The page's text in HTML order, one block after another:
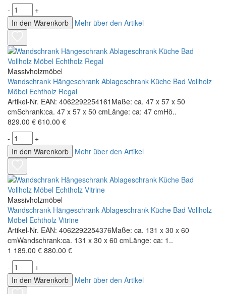
-
+
In den Warenkorb
Mehr über den Artikel
Massivholzmöbel
Wandschrank Hängeschrank Ablageschrank Küche Bad Vollholz
Möbel Echtholz Regal
Artikel-Nr. EAN: 4062292254161Maße: ca. 47 x 57 x 50
cmSchrank:ca. 47 x 57 x 50 cmLänge: ca: 47 cmHö..
829.00 € 610.00 €
-
+
In den Warenkorb
Mehr über den Artikel
Massivholzmöbel
Wandschrank Hängeschrank Ablageschrank Küche Bad Vollholz
Möbel Echtholz Vitrine
Artikel-Nr. EAN: 4062292254376Maße: ca. 131 x 30 x 60
cmWandschrank:ca. 131 x 30 x 60 cmLänge: ca: 1..
1 189.00 € 880.00 €
-
+
In den Warenkorb
Mehr über den Artikel